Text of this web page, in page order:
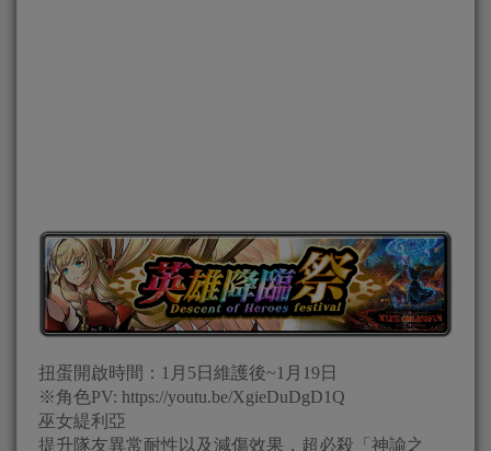
扭蛋開啟時間：1月5日維護後~1月19日
※角色PV: https://youtu.be/XgieDuDgD1Q
巫女緹利亞
提升隊友異常耐性以及減傷效果，超必殺「神諭之